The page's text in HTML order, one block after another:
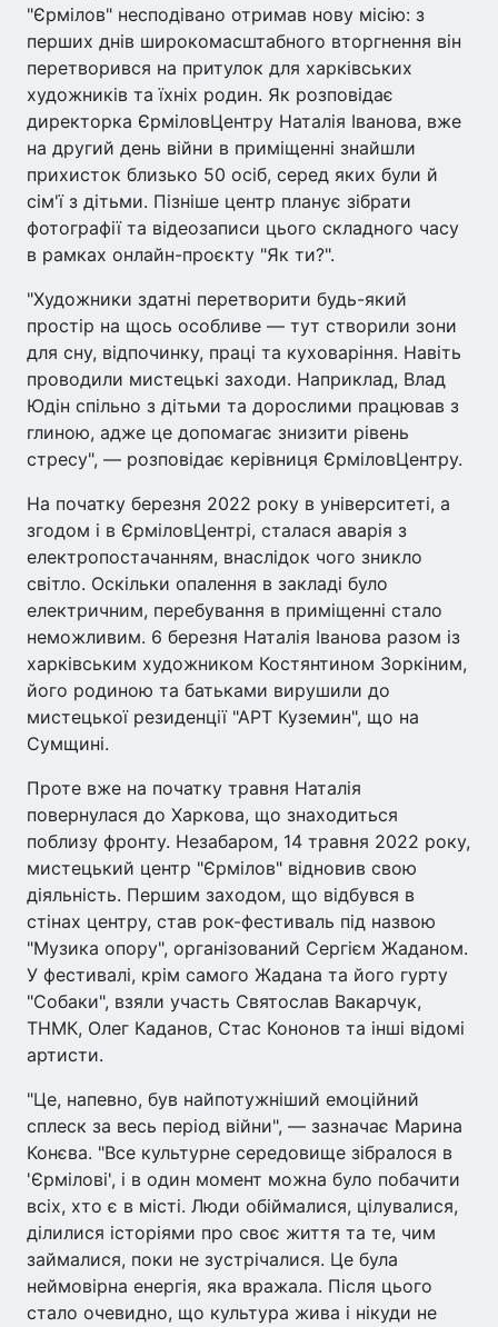
"Єрмілов" несподівано отримав нову місію: з
перших днів широкомасштабного вторгнення він
перетворився на притулок для харківських
художників та їхніх родин. Як розповідає
директорка ЄрміловЦентру Наталія Іванова, вже
на другий день війни в приміщенні знайшли
прихисток близько 50 осіб, серед яких були й
сім'ї з дітьми. Пізніше центр планує зібрати
фотографії та відеозаписи цього складного часу
в рамках онлайн-проєкту "Як ти?".
"Художники здатні перетворити будь-який
простір на щось особливе — тут створили зони
для сну, відпочинку, праці та куховаріння. Навіть
проводили мистецькі заходи. Наприклад, Влад
Юдін спільно з дітьми та дорослими працював з
глиною, адже це допомагає знизити рівень
стресу", — розповідає керівниця ЄрміловЦентру.
На початку березня 2022 року в університеті, а
згодом і в ЄрміловЦентрі, сталася аварія з
електропостачанням, внаслідок чого зникло
світло. Оскільки опалення в закладі було
електричним, перебування в приміщенні стало
неможливим. 6 березня Наталія Іванова разом із
харківським художником Костянтином Зоркіним,
його родиною та батьками вирушили до
мистецької резиденції "АРТ Куземин", що на
Сумщині.
Проте вже на початку травня Наталія
повернулася до Харкова, що знаходиться
поблизу фронту. Незабаром, 14 травня 2022 року,
мистецький центр "Єрмілов" відновив свою
діяльність. Першим заходом, що відбувся в
стінах центру, став рок-фестиваль під назвою
"Музика опору", організований Сергієм Жаданом.
У фестивалі, крім самого Жадана та його гурту
"Собаки", взяли участь Святослав Вакарчук,
ТНМК, Олег Каданов, Стас Кононов та інші відомі
артисти.
"Це, напевно, був найпотужніший емоційний
сплеск за весь період війни", — зазначає Марина
Конєва. "Все культурне середовище зібралося в
'Єрмілові', і в один момент можна було побачити
всіх, хто є в місті. Люди обіймалися, цілувалися,
ділилися історіями про своє життя та те, чим
займалися, поки не зустрічалися. Це була
неймовірна енергія, яка вражала. Після цього
стало очевидно, що культура жива і нікуди не